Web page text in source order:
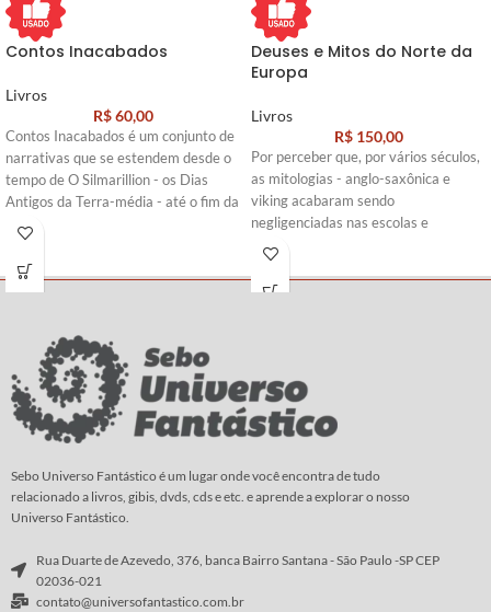
Contos Inacabados
Livros
R$60,00
Contos Inacabados é um conjunto de
narrativas que se estendem desde o
tempo de O Silmarillion - os Dias
Antigos da Terra-média - até o fim da
Guerra do Anel em O Senhor dos
incluem o vivaz relato de Gandalf
sobre como chegou a enviar os anões
surgimento do deus marinho Ulmo
diante dos olhos de Tuor na costa de
Beleriand, e uma descrição da
organização militar dos Cavaleiros de
Rohan.
Deuses e Mitos do Norte da
Europa
Livros
R$150,00
Por perceber que, por vários séculos,
as mitologias - anglo-saxônica e
viking acabaram sendo
negligenciadas nas escolas e
esquecidas pelos autores e
pesquisadora Hilda R. Ellis Davidson,
Mitos do Norte da Europa'. Nesta
obra são apresentados os mais
importantes deuses da guerra, da
fertilidade, do céu, do mar e da
sobre as mais intrigantes figuras da
mitologia escandinava, como
Autor:Hilda R. Ellis Davidson
Sebo Universo Fantástico é um lugar onde você encontra de tudo
relacionado a livros, gibis, dvds, cds e etc. e aprende a explorar o nosso
Universo Fantástico.
Rua Duarte de Azevedo, 376, banca Bairro Santana - São Paulo -SP CEP
02036-021
contato@universofantastico.com.br